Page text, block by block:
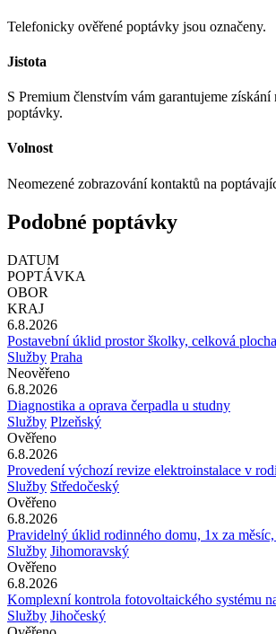
Telefonicky ověřené poptávky jsou označeny.
Jistota
S Premium členstvím vám garantujeme získání
poptávky.
Volnost
Neomezené zobrazování kontaktů na
Podobné poptávky
DATUM
POPTÁVKA
OBOR
KRAJ
6.8.2026
Postavební úklid prostor školky, celková
Služby Praha
Neověřeno
6.8.2026
Diagnostika a oprava čerpadla u studny
Služby Plzeňský
Ověřeno
6.8.2026
Provedení výchozí revize elektroinstalace v
Služby Středočeský
Ověřeno
6.8.2026
Pravidelný úklid rodinného domu, 1x za
Služby Jihomoravský
Ověřeno
6.8.2026
Komplexní kontrola fotovoltaického systému
Služby Jihočeský